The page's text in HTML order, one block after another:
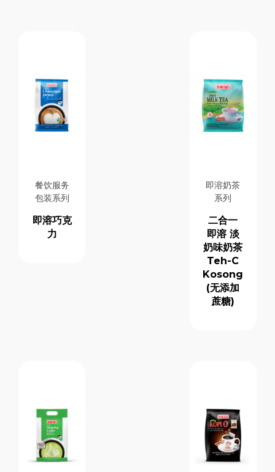
餐饮服务
包装系列
即溶巧克
力
即溶奶茶
系列
二合一
即溶 淡
奶味奶茶
Teh-C
Kosong
(无添加
蔗糖)